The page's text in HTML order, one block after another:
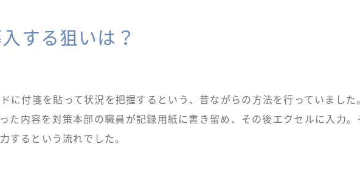
する狙いは？
に付箋を貼って状況を把握するという、昔ながらの方法を行っていまし
た内容を対策本部の職員が記録用紙に書き留め、その後エクセルに入力
するという流れでした。